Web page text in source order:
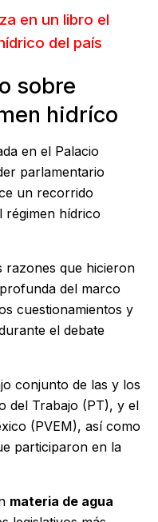
en un libro el
del país
sobre
hidríco
en el Palacio
parlamentario
un recorrido
régimen hídrico
razones que hicieron
del marco
cuestionamientos y
el debate
conjunto de las y los
del Trabajo (PT), y el
(PVEM), así como
participaron en la
materia de agua